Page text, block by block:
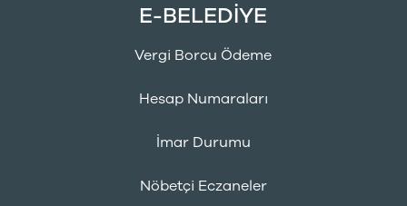
E-BELEDİYE
Vergi Borcu Ödeme
Hesap Numaraları
İmar Durumu
Nöbetçi Eczaneler